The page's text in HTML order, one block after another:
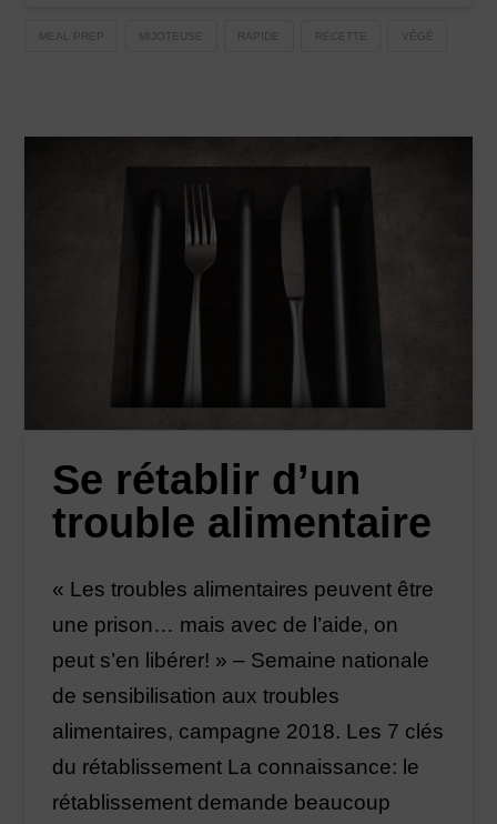
MEAL PREP MIJOTEUSE RAPIDE RECETTE VÉGÉ
Se rétablir d’un
trouble alimentaire
« Les troubles alimentaires peuvent être
une prison… mais avec de l’aide, on
peut s’en libérer! » – Semaine nationale
de sensibilisation aux troubles
alimentaires, campagne 2018. Les 7 clés
du rétablissement La connaissance: le
rétablissement demande beaucoup